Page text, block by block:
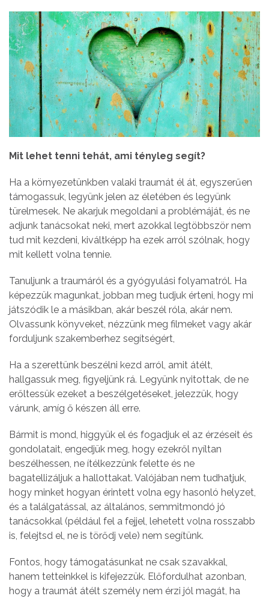
Mit lehet tenni tehát, ami tényleg segít?
Ha a környezetünkben valaki traumát él át, egyszerűen
támogassuk, legyünk jelen az életében és legyünk
türelmesek. Ne akarjuk megoldani a problémáját, és ne
adjunk tanácsokat neki, mert azokkal legtöbbször nem
tud mit kezdeni, kiváltképp ha ezek arról szólnak, hogy
mit kellett volna tennie.
Tanuljunk a traumáról és a gyógyulási folyamatról. Ha
képezzük magunkat, jobban meg tudjuk érteni, hogy mi
játszódik le a másikban, akár beszél róla, akár nem.
Olvassunk könyveket, nézzünk meg filmeket vagy akár
forduljunk szakemberhez segítségért,
Ha a szerettünk beszélni kezd arról, amit átélt,
hallgassuk meg, figyeljünk rá. Legyünk nyitottak, de ne
erőltessük ezeket a beszélgetéseket, jelezzük, hogy
várunk, amíg ő készen áll erre.
Bármit is mond, higgyük el és fogadjuk el az érzéseit és
gondolatait, engedjük meg, hogy ezekről nyíltan
beszélhessen, ne ítélkezzünk felette és ne
bagatellizáljuk a hallottakat. Valójában nem tudhatjuk,
hogy minket hogyan érintett volna egy hasonló helyzet,
és a találgatással, az általános, semmitmondó jó
tanácsokkal (például fel a fejjel, lehetett volna rosszabb
is, felejtsd el, ne is törődj vele) nem segítünk.
Fontos, hogy támogatásunkat ne csak szavakkal,
hanem tetteinkkel is kifejezzük. Előfordulhat azonban,
hogy a traumát átélt személy nem érzi jól magát, ha